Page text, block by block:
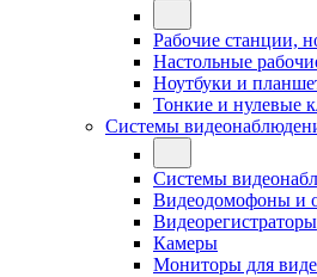
Рабочие станции,
Настольные
Ноутбуки и
Тонкие и нулевые
Системы
Системы
Видеодомофоны и
Видеорегистраторы
Камеры
Мониторы для